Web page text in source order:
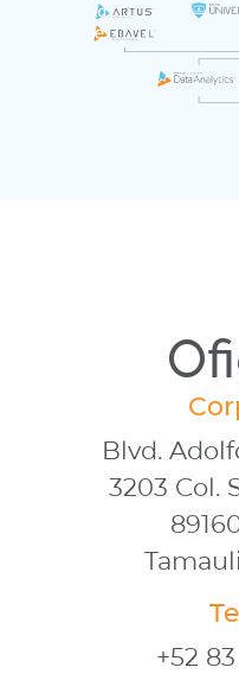
Blvd.
3203 Col.
+52